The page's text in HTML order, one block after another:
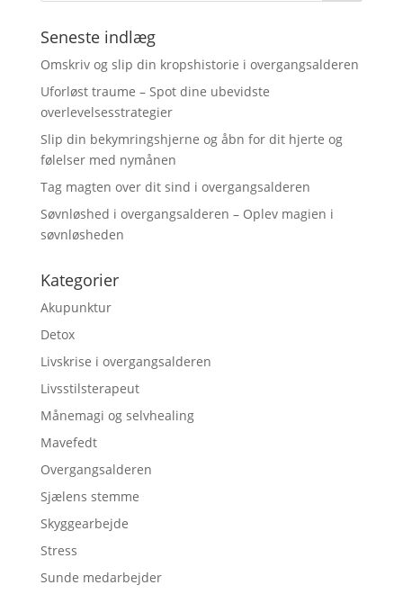
Seneste indlæg
Omskriv og slip din kropshistorie i overgangsalderen
Uforløst traume – Spot dine ubevidste
overlevelsesstrategier
Slip din bekymringshjerne og åbn for dit hjerte og
følelser med nymånen
Tag magten over dit sind i overgangsalderen
Søvnløshed i overgangsalderen – Oplev magien i
søvnløsheden
Kategorier
Akupunktur
Detox
Livskrise i overgangsalderen
Livsstilsterapeut
Månemagi og selvhealing
Mavefedt
Overgangsalderen
Sjælens stemme
Skyggearbejde
Stress
Sunde medarbejder